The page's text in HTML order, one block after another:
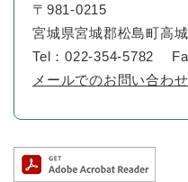
〒981-0215
宮城県宮城郡松島町高
Tel：022-354-5782
メールでのお問い合わ